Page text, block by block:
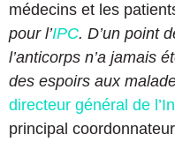
médecins et les
pour l’IPC. D’un point
l’anticorps n’a jamais
des espoirs aux
directeur général de
principal